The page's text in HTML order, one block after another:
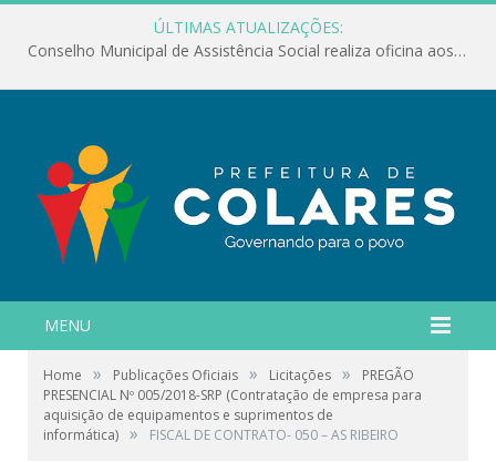
ÚLTIMAS ATUALIZAÇÕES:
Conselho Municipal de Assistência Social realiza oficina aos servidores
MENU
Home » Publicações Oficiais » Licitações »
PREGÃO
PRESENCIAL Nº 005/2018-SRP (Contratação de empresa para
aquisição de equipamentos e suprimentos de
informática) » FISCAL DE CONTRATO- 050 – AS RIBEIRO